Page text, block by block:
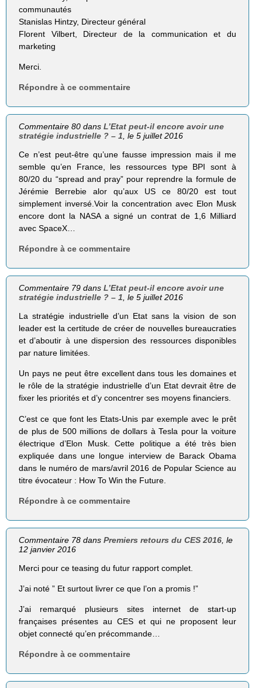
communautés
Stanislas Hintzy, Directeur général
Florent Vilbert, Directeur de la communication et du
marketing
Merci.
Répondre à ce commentaire
Commentaire 80 dansL’Etat peut-il encore avoir une
stratégie industrielle ? – 1 , le 5 juillet 2016
Ce n’est peut-être qu’une fausse impression mais il me
semble qu’en France, les ressources type BPI sont à
80/20 du “spread and pray” pour reprendre la formule de
Jérémie Berrebie alor qu’aux US ce 80/20 est tout
simplement inversé.Voir la concentration avec Elon Musk
encore dont la NASA a signé un contrat de 1,6 Milliard
avec SpaceX…
Répondre à ce commentaire
Commentaire 79 dansL’Etat peut-il encore avoir une
stratégie industrielle ? – 1, le 5 juillet 2016
La stratégie industrielle d’un Etat sans la vision de son
leader est la certitude de créer de nouvelles bureaucraties
et d’aboutir à une dispersion des ressources disponibles
par nature limitées.
Un pays ne peut être excellent dans tous les domaines et
le rôle de la stratégie industrielle d’un Etat devrait être de
fixer les priorités et d’y concentrer ses moyens financiers.
C’est ce que font les Etats-Unis par exemple avec le prêt
de plus de 500 millions de dollars à Tesla pour la voiture
électrique d’Elon Musk. Cette politique a été très bien
expliquée dans une longue interview de Barack Obama
dans le numéro de mars/avril 2016 de Popular Science au
titre évocateur : How To Win the Future.
Répondre à ce commentaire
Commentaire 78 dansPremiers retours du CES 2016 , le
12 janvier 2016
Merci pour ce teasing du futur rapport complet.
J’ai noté ” Et surtout livrer ce que l’on a promis !”
J’ai remarqué plusieurs sites internet de start-up
françaises présentes au CES et qui ne proposent leur
objet connecté qu’en précommande…
Répondre à ce commentaire